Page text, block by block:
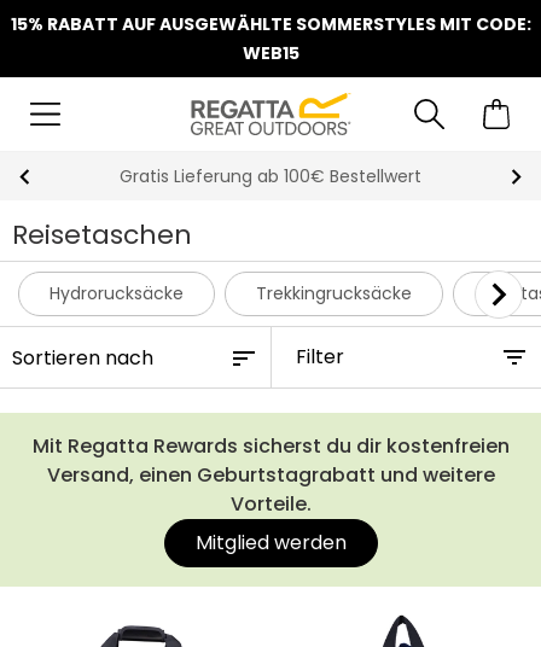
15% RABATT AUF AUSGEWÄHLTE SOMMERSTYLES MIT CODE:
WEB15
Gratis Lieferung ab 100€ Bestellwert
Reisetaschen
Hydrorucksäcke Trekkingrucksäcke
Filter
Mit Regatta Rewards sicherst du dir kostenfreien
Versand, einen Geburtstagrabatt und weitere
Vorteile.
Mitglied werden